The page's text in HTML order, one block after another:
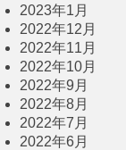
2023年1月
2022年12月
2022年11月
2022年10月
2022年9月
2022年8月
2022年7月
2022年6月